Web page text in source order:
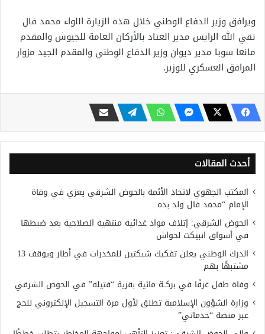
ويرافق وزير الدفاع الوطني خلال هذه الزيارة اللواء محمد فال
تقي الله الرايس مدير العتاد بالأركان العامة للجيوش والمقدم
مانعا سوبا مدير ديوان وزير الدفاع الوطني والمقدم الجيد مزوار
المرافق العسكري للوزير.
أحدث المقالات
المكتب الجهوي لاتحاد الأئمة بالحوض الشرقي يعزي في وفاة
الإمام “محمد فال ولد بده
الحوض الشرقي: إتلاف مواد غذائية منتهية الصلاحية بعد ضبطها
في أسواق انبيكت لحواش
الدرك الوطني يعلن تفكيك شبكتين للمخدرات في أطار ويوقف 13
مشتبهًا بهم
وفاة طفل غرقًا في بركــة مائية بقرية “فتيله” في الحوض الشرقي
وزارة الشؤون الإسلامية تطلق لأول مرة التسجيل الإلكتروني للحج
عبر منصة “خدماتي”